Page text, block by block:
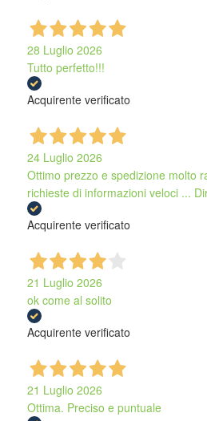
28 Luglio 2026
Tutto perfetto!!!
Acquirente verificato
24 Luglio 2026
Ottimo prezzo e spedizione molto
richieste di informazioni veloci ...
Acquirente verificato
21 Luglio 2026
ok come al solito
Acquirente verificato
21 Luglio 2026
Ottima. Preciso e puntuale